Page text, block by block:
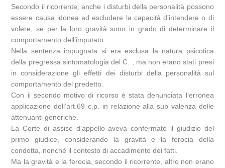
Secondo il ricorrente, anche i disturbi della personalità possono
essere causa idonea ad escludere la capacità d’intendere o di
volere, se per la loro gravità sono in grado di determinare il
comportamento dell’imputato.
Nella sentenza impugnata si era esclusa la natura psicotica
della pregressa sintomatologia del C. , ma non erano stati presi
in considerazione gli effetti dei disturbi della personalità sul
comportamento del predetto.
Con il secondo motivo di ricorso è stata denunciata l’erronea
applicazione dell’art.69 c.p. in relazione alla sub valenza delle
attenuanti generiche.
La Corte di assise d’appello aveva confermato il giudizio del
primo giudice, considerando la gravità e la ferocia della
condotta, nonché il contesto di accadimento dei fatti.
Ma la gravità e la ferocia, secondo il ricorrente, altro non erano